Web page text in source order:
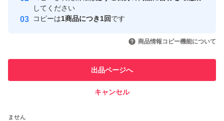
取引実績
引を完了させた実績があります
での取引実績があります
ません
してください
コピーは1商品につき1回です
商品情報コピー機能について
出品ページへ
キャンセル